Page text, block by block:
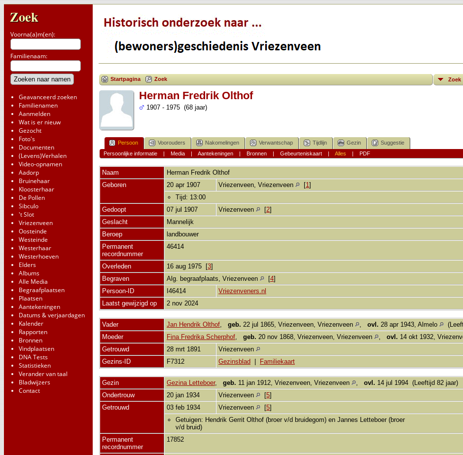
Zoek
Voorna(a)m(en):
Familienaam:
Geavanceerd zoeken
Familienamen
Aanmelden
Wat is er nieuw
Gezocht
Foto's
Documenten
(Levens)Verhalen
Video-opnamen
Aadorp
Bruinehaar
Kloosterhaar
De Pollen
Sibculo
't Slot
Vriezenveen
Oosteinde
Westeinde
Westerhaar
Westerhoeven
Elders
Albums
Alle Media
Begraafplaatsen
Plaatsen
Aantekeningen
Datums & verjaardagen
Kalender
Rapporten
Bronnen
Vindplaatsen
DNA Tests
Statistieken
Verander van taal
Bladwijzers
Contact
Startpagina Zoek Zoek
Herman Fredrik Olthof
1907 - 1975 (68 jaar)
Persoon Voorouders Nakomelingen Verwantschap Tijdlijn Gezin
Suggestie
Persoonlijke informatie| Media| Aantekeningen| Bronnen| Gebeurteniskaart| Alles | PDF
Naam Herman Fredrik Olthof
Geboren
20 apr 1907 Vriezenveen, Vriezenveen [1]
Tijd: 13:00
Gedoopt
07 jul 1907 Vriezenveen [2]
Geslacht
Mannelijk
Beroep
landbouwer
Permanent
recordnummer
46414
Overleden 16 aug 1975 [3]
Begraven
Alg. begraafplaats, Vriezenveen [4]
Persoon-ID
I46414
Vriezenveners.nl
Laatst gewijzigd op
2 nov 2024
Vader Jan Hendrik Olthof, geb. 22 jul 1865, Vriezenveen, Vriezenveen , ovl. 28 apr 1943, Almelo
Moeder
Fina Fredrika Scherphof, geb. 20 nov 1868, Vriezenveen, Vriezenveen , ovl. 14 okt 1932,
Getrouwd
28 mrt 1891
Vriezenveen
Gezins-ID
F7312 Gezinsblad Familiekaart
Gezin Gezina Letteboer, geb. 11 jan 1912, Vriezenveen, Vriezenveen , ovl. 14 jul 1994 (Leeftijd 82 jaar)
Ondertrouw
20 jan 1934 Vriezenveen [5]
Getrouwd
03 feb 1934 Vriezenveen [5]
Getuigen: Hendrik Gerrit Olthof (broer v/d bruidegom) en Jannes Letteboer (broer
v/d bruid)
Permanent
recordnummer
17852